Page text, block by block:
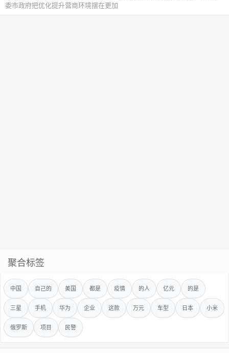
委市政府把优化提升营商环境摆在更加
聚合标签
中国 自己的 美国 都是 疫情 的人 亿元 的是
三星 手机 华为 企业 这款 万元 车型 日本 小米
俄罗斯 项目 民警